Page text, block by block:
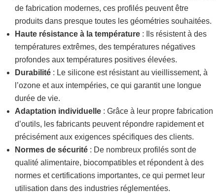
de fabrication modernes, ces profilés peuvent être
produits dans presque toutes les géométries souhaitées.
Haute résistance à la température : Ils résistent à des
températures extrêmes, des températures négatives
profondes aux températures positives élevées.
Durabilité : Le silicone est résistant au vieillissement, à
l’ozone et aux intempéries, ce qui garantit une longue
durée de vie.
Adaptation individuelle : Grâce à leur propre fabrication
d’outils, les fabricants peuvent répondre rapidement et
précisément aux exigences spécifiques des clients.
Normes de sécurité : De nombreux profilés sont de
qualité alimentaire, biocompatibles et répondent à des
normes et certifications importantes, ce qui permet leur
utilisation dans des industries réglementées.